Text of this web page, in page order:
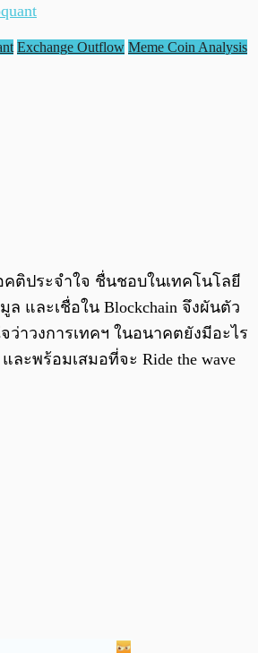
Exchange Outflow Meme Coin Analysis
คติประจำใจ ชื่นชอบในเทคโนโลยี
และเชื่อใน Blockchain จึงผันตัว
ว่าวงการเทคฯ ในอนาคตยังมีอะไร
ละพร้อมเสมอที่จะ Ride the wave